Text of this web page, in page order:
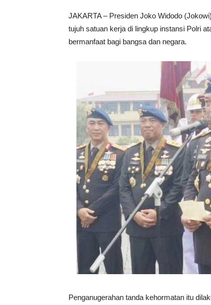
JAKARTA – Presiden Joko Widodo
tujuh satuan kerja di lingkup instansi Polri
bermanfaat bagi bangsa dan negara.
Penganugerahan tanda kehormatan itu